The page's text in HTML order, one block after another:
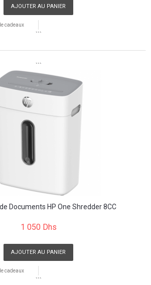
AJOUTER AU PANIER
cadeaux
```
```
Documents HP One Shredder 8CC
1 050 Dhs
AJOUTER AU PANIER
cadeaux
```